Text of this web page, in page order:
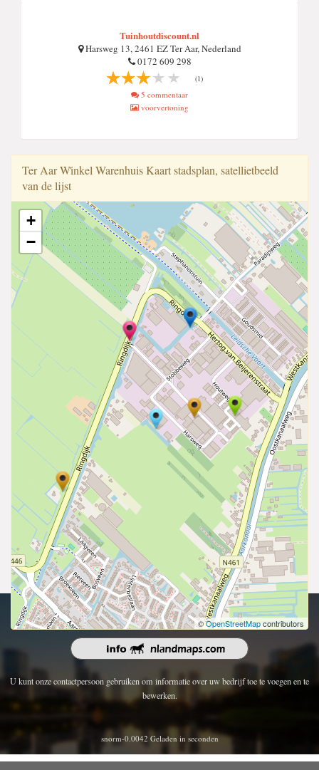
Tuinhoutdiscount.nl
Harsweg 13, 2461 EZ Ter Aar, Nederland
0172 609 298
(1)
5 commentaar
voorvertoning
Ter Aar Wi̇̇nkel Warenhuis Kaart stadsplan, satellietbeeld
van de lijst
+
−
©OpenStreetMapcontributors
Copyright 2026 | Alle rechten voorbehouden.
U kunt onze contactpersoon gebruiken om informatie over uw bedrijf toe te voegen en te
bewerken.
snorm-0.0042 Geladen in seconden